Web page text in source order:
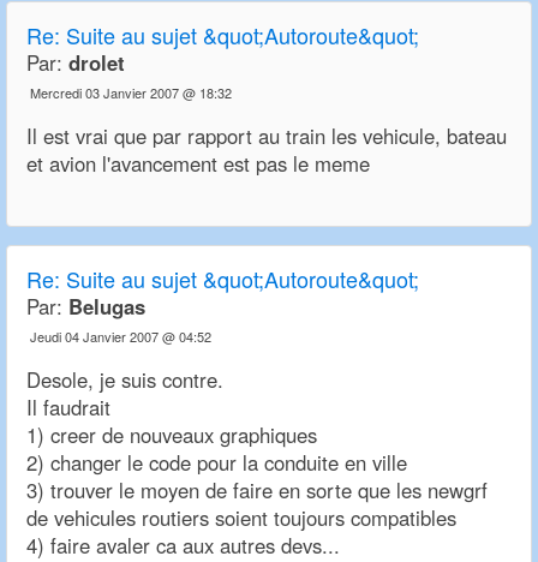
Re: Suite au sujet &quot;Autoroute&quot;
Par: drolet
Mercredi 03 Janvier 2007 @ 18:32
Il est vrai que par rapport au train les vehicule, bateau
et avion l'avancement est pas le meme
Re: Suite au sujet &quot;Autoroute&quot;
Par: Belugas
Jeudi 04 Janvier 2007 @ 04:52
Desole, je suis contre.
Il faudrait
1) creer de nouveaux graphiques
2) changer le code pour la conduite en ville
3) trouver le moyen de faire en sorte que les newgrf
de vehicules routiers soient toujours compatibles
4) faire avaler ca aux autres devs...